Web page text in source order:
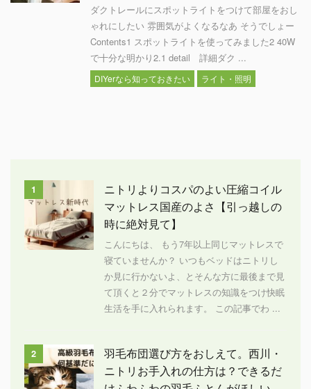
ダクトレールにスポットライトをつけて部屋をおし
ゃれにしたい 雰囲気がよくなるなあ そうでしょー
Contents1 スポットライトを使ってみました2 40W
で十分な明かり2.1 detail 詳細ダク ...
DIYerなら知っておきたい ライト・照明
1
ニトリよりコスパのよい圧縮コイル
マットレス国産のよさ【引っ越しの
時に絶対見て】
こんにちは、 もう7年以上同じマットレスで
寝ていませんか？ いつもベッドはニトリし
か見に行かないよ、とそんな方に最後まで見
て頂くと２分でマットレスの知識をつけ快眠
生活を手に入れられます。 この記事でわ ...
2
羽毛布団選び方をおしえて。西川・
ニトリお手入れの仕方は？できるだ